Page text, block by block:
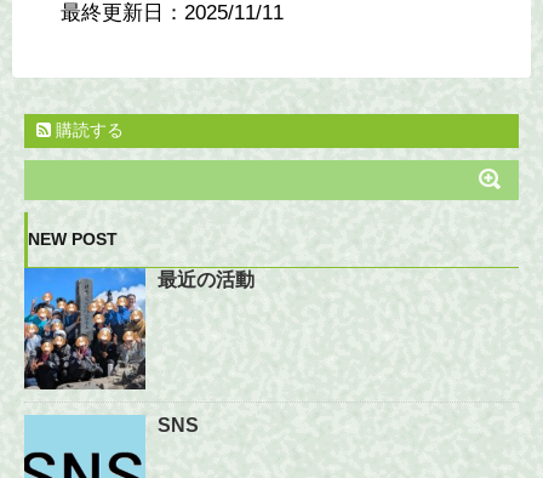
最終更新日：2025/11/11
購読する
NEW POST
最近の活動
SNS